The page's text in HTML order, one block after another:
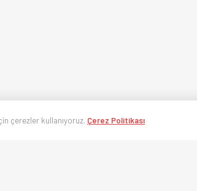
çerezler kullanıyoruz. Çerez Politikası